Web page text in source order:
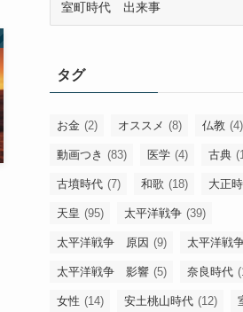
ータグ
お金 (2) オススメ (8) 仏教 (4)
動画つき (83) 医学 (4) 古典
古墳時代 (7) 和歌 (18) 大正
天皇 (95) 太平洋戦争 (39)
太平洋戦争 原因 (9) 太平洋戦
太平洋戦争 影響 (5) 奈良時代
女性 (14) 安土桃山時代 (12)